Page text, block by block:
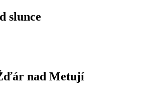
slunce
nad Metují